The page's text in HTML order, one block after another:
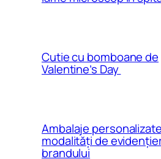
Cutie cu bomboane de
Valentine’s Day
Ambalaje
modalităţi de
brandului